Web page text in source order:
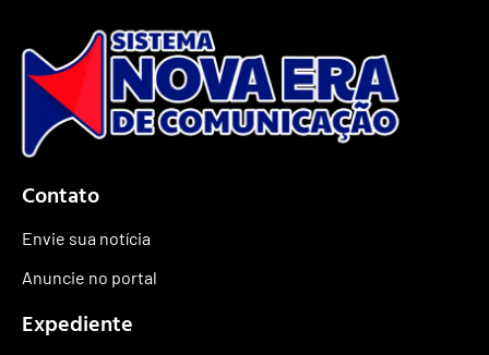
Contato
Envie sua notícia
Anuncie no portal
Expediente